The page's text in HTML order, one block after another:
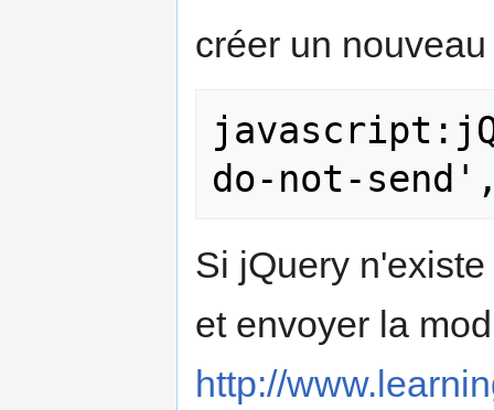
créer un
Si jQuery
et envoyer la
http://